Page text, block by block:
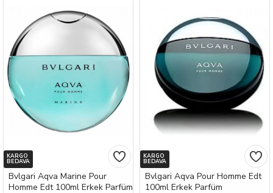
KARGO
BEDAVA
Bvlgari Aqva Marine Pour
Homme Edt 100ml Erkek Parfüm
KARGO
BEDAVA
Bvlgari Aqva Pour Homme Edt
100ml Erkek Parfüm